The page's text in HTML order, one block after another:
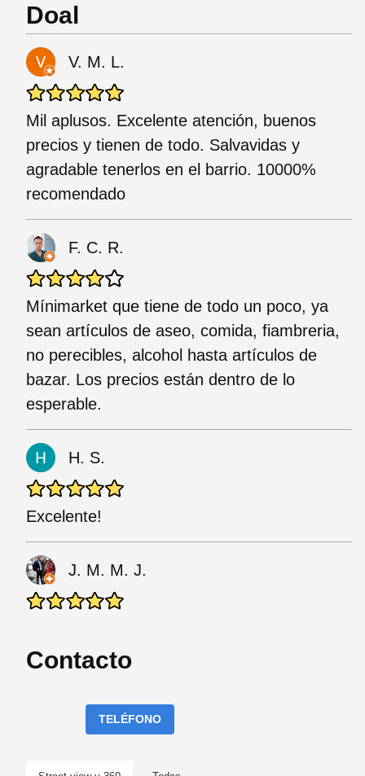
Doal
V. M. L.
Mil aplusos. Excelente atención, buenos
precios y tienen de todo. Salvavidas y
agradable tenerlos en el barrio. 10000%
recomendado
F. C. R.
Mínimarket que tiene de todo un poco, ya
sean artículos de aseo, comida, fiambreria,
no perecibles, alcohol hasta artículos de
bazar. Los precios están dentro de lo
esperable.
H. S.
Excelente!
J. M. M. J.
Contacto
TELÉFONO